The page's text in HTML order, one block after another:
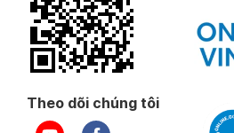
Theo dõi chúng tôi